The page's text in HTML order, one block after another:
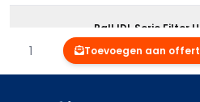
Pall IDL Serie Filter
Aantal Toevoegen aan